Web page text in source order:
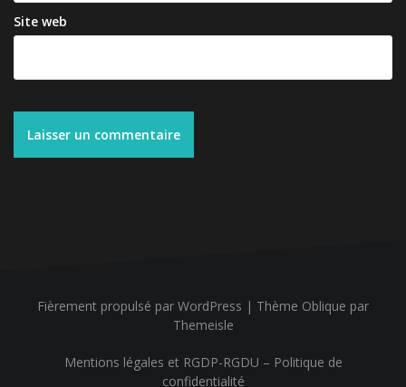
Site web
Fièrement propulsé par WordPress | Thème Oblique par
Themeisle
Mentions légales et RGDP-RGDU – Politique de
confidentialité